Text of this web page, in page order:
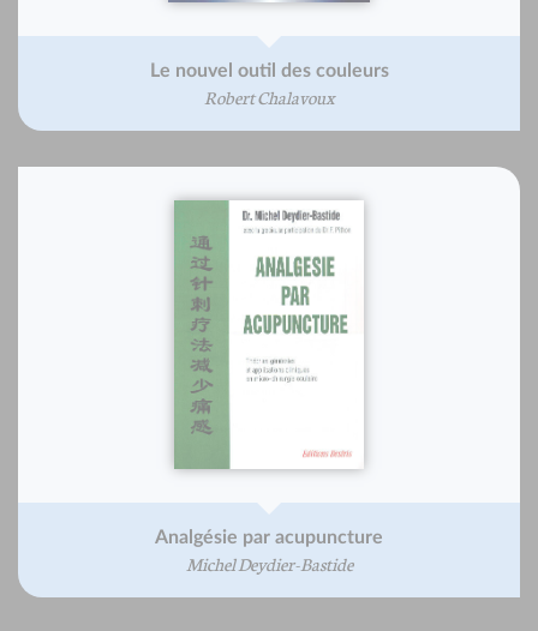
Le nouvel outil des couleurs
Robert Chalavoux
Analgésie par acupuncture
Michel Deydier-Bastide